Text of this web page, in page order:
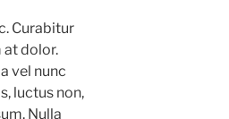
Curabitur
at dolor.
vel nunc
luctus non,
Nulla